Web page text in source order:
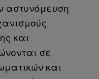
αστυνόμευση
και
σε
και